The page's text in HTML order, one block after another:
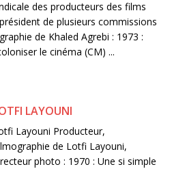
des producteurs des films
de plusieurs commissions
de Khaled Agrebi : 1973 :
le cinéma (CM) ...
LAYOUNI
Layouni Producteur,
de Lotfi Layouni,
photo : 1970 : Une si simple